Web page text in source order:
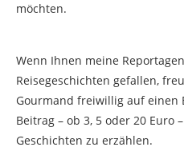
möchten.
Wenn Ihnen meine
Reisegeschichten gefallen,
Gourmand freiwillig auf einen
Beitrag – ob 3, 5 oder 20 Euro
Geschichten zu erzählen.